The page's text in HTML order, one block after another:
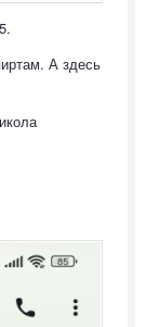
А здесь